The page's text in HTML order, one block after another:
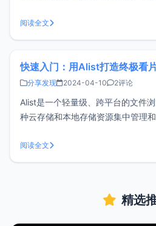
已经是技术达人，这些软件都非常
这些软件支持各种系统，无论是群
阅读全文
分享发现 2024-04-10 2评论
Alist是一个轻量级、跨平台的文件
种云存储和本地存储资源集中管理
如：阿里云盘/夸克网盘/百度网盘等
带宽用户安装使用。通过Alist挂载
阅读全文
精选